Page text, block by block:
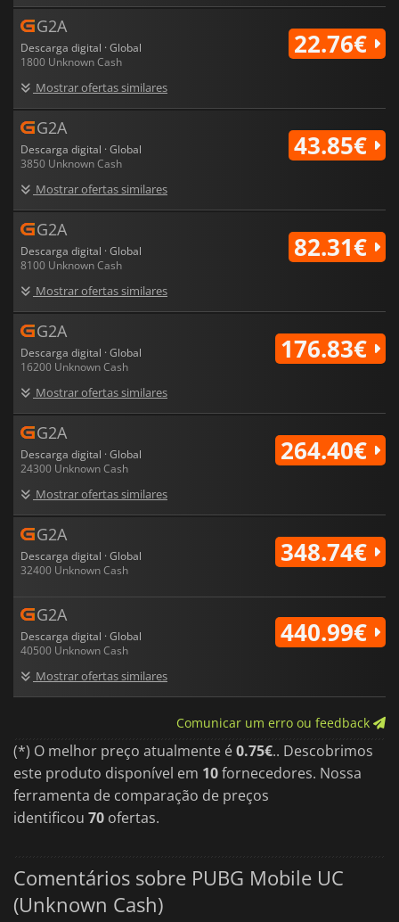
G2A
Descarga digital · Global
1800 Unknown Cash
Mostrar ofertas similares
22.76€
G2A
Descarga digital · Global
3850 Unknown Cash
Mostrar ofertas similares
43.85€
G2A
Descarga digital · Global
8100 Unknown Cash
Mostrar ofertas similares
82.31€
G2A
Descarga digital · Global
16200 Unknown Cash
Mostrar ofertas similares
176.83€
G2A
Descarga digital · Global
24300 Unknown Cash
Mostrar ofertas similares
264.40€
G2A
Descarga digital · Global
32400 Unknown Cash
348.74€
G2A
Descarga digital · Global
40500 Unknown Cash
Mostrar ofertas similares
440.99€
Comunicar um erro ou feedback
(*) O melhor preço atualmente é0.75€.. Descobrimos
este produto disponível em 10fornecedores. Nossa
ferramenta de comparação de preços
identificou 70 ofertas.
Comentários sobre PUBG Mobile UC
(Unknown Cash)